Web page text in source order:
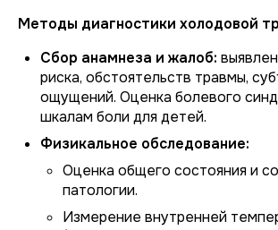
Методы диагностики холодовой
Сбор анамнеза и жалоб:
риска, обстоятельств травмы,
ощущений. Оценка болевого
шкалам боли для детей.
Физикальное обследование:
Оценка общего состояния и
патологии.
Измерение внутренней